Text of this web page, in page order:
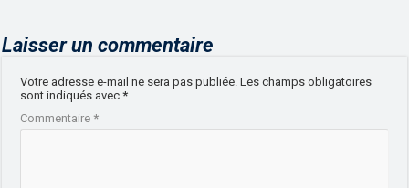
Laisser un commentaire
Votre adresse e-mail ne sera pas publiée. Les champs obligatoires
sont indiqués avec*
Commentaire*